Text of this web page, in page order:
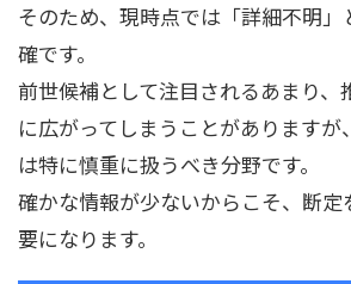
そのため、現時点では「詳細不明」
確です。
前世候補として注目されるあまり、
に広がってしまうことがありますが
は特に慎重に扱うべき分野です。
確かな情報が少ないからこそ、断定
要になります。